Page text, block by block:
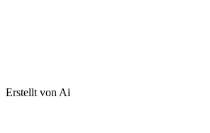
Erstellt von Ai